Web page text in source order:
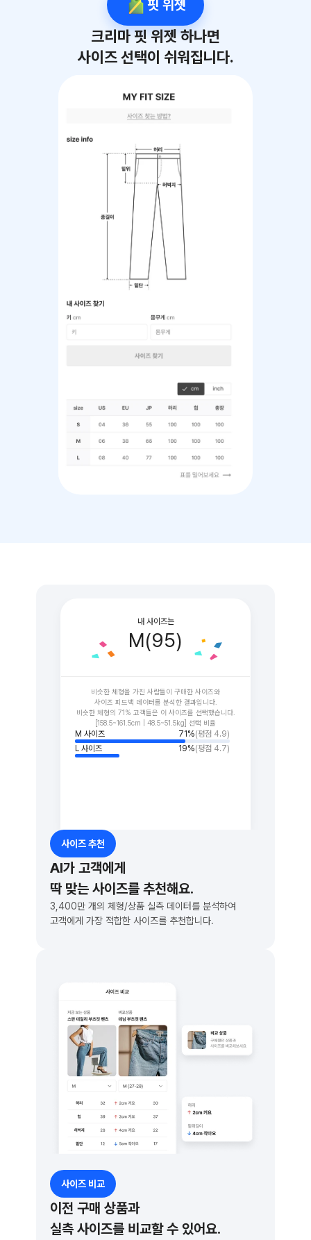
핏 위젯
크리마 핏 위젯 하나면
사이즈 선택이 쉬워집니다.
사이즈 추천
AI가 고객에게
딱 맞는 사이즈를 추천해요.
3,400만 개의 체형/상품 실측 데이터를 분석하여
고객에게 가장 적합한 사이즈를 추천합니다.
내 사이즈는
M(95)
비슷한 체형을 가진 사람들이 구매한 사이즈와
사이즈 피드백 데이터를 분석한 결과입니다.
비슷한 체형의 71% 고객들은 이 사이즈를 선택했습니다.
[158.5~161.5cm | 48.5~51.5kg] 선택 비율
M 사이즈 71%(평점 4.9)
L 사이즈
19%(평점 4.7)
사이즈 비교
이전 구매 상품과
실측 사이즈를 비교할 수 있어요.